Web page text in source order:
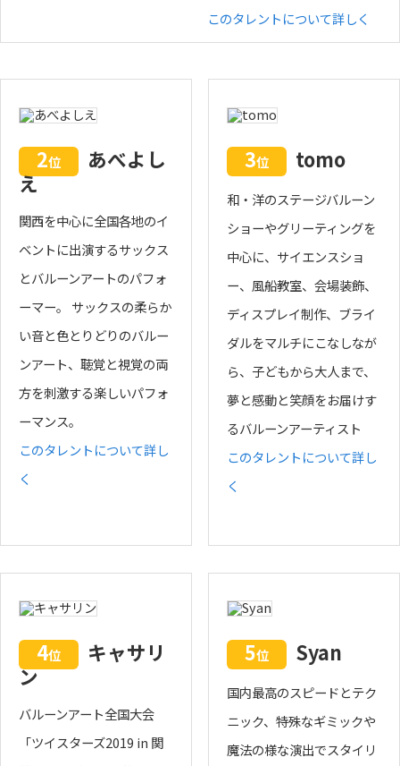
このタレントについて詳しく
2位
あべよし
え
関西を中心に全国各地のイ
ベントに出演するサックス
とバルーンアートのパフォ
ーマー。 サックスの柔らか
い音と色とりどりのバルー
ンアート、聴覚と視覚の両
方を刺激する楽しいパフォ
ーマンス。
このタレントについて詳し
く
3位 tomo
和・洋のステージバルーン
ショーやグリーティングを
中心に、サイエンスショ
ー、風船教室、会場装飾、
ディスプレイ制作、ブライ
ダルをマルチにこなしなが
ら、子どもから大人まで、
夢と感動と笑顔をお届けす
るバルーンアーティスト
このタレントについて詳し
く
4位
キャサリ
ン
バルーンアート全国大会
「ツイスターズ2019 in 関
5位 Syan
国内最高のスピードとテク
ニック、特殊なギミックや
魔法の様な演出でスタイリ